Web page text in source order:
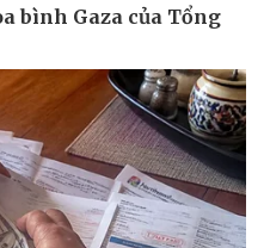
Ô tô - Xe máy
Xe máy
Tư vấn